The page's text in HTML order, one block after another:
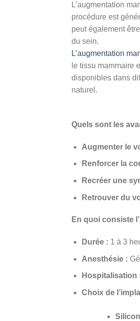
L’augmentation
procédure est
peut également
du sein.
L’augmentation
le tissu mammaire
disponibles dans
naturel.
Quels sont les
Augmenter le
Renforcer la
Recréer une
Retrouver du
En quoi consiste
Durée : 1 à 3
Anesthésie :
Hospitalisation
Choix de